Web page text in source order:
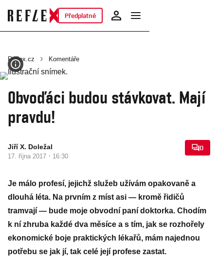
Předplatné
Reflex.cz Komentáře
Obvoďáci budou stávkovat. Mají
pravdu!
Jiří X. Doležal
17. října 2017 · 16:30
0
Je málo profesí, jejichž služeb užívám opakovaně a
dlouhá léta. Na prvním z míst asi — kromě řidičů
tramvají — bude moje obvodní paní doktorka. Chodím
k ní zhruba každé dva měsíce a s tím, jak se rozhořely
ekonomické boje praktických lékařů, mám najednou
potřebu se jak jí, tak celé její profese zastat.